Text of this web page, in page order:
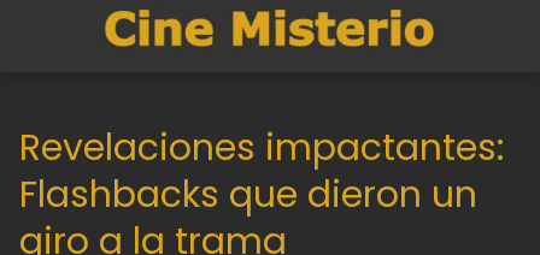
Revelaciones impactantes:
Flashbacks que dieron un
giro a la trama